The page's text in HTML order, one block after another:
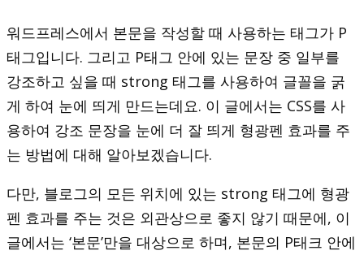
워드프레스에서 본문을 작성할 때 사용하는 태그가 P
태그입니다. 그리고 P태그 안에 있는 문장 중 일부를
강조하고 싶을 때 strong 태그를 사용하여 글꼴을 굵
게 하여 눈에 띄게 만드는데요. 이 글에서는 CSS를 사
용하여 강조 문장을 눈에 더 잘 띄게 형광펜 효과를 주
는 방법에 대해 알아보겠습니다.
다만, 블로그의 모든 위치에 있는 strong 태그에 형광
펜 효과를 주는 것은 외관상으로 좋지 않기 때문에, 이
글에서는 ‘본문’만을 대상으로 하며, 본문의 P태크 안에